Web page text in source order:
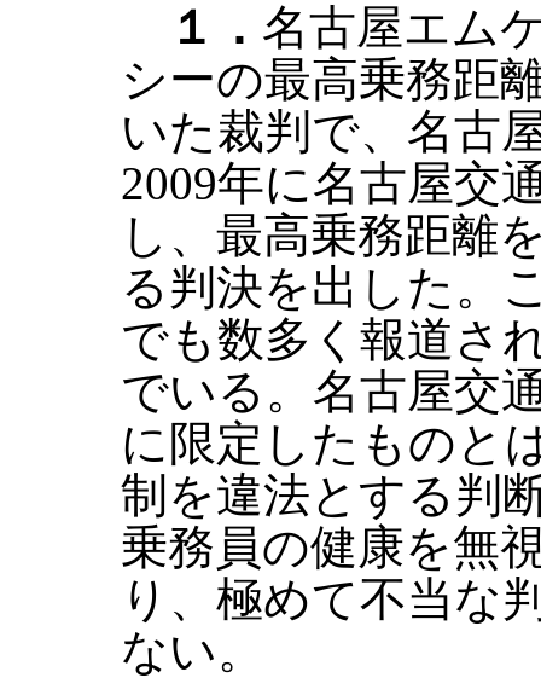
１． 名古屋エム
シーの最高乗務距
いた裁判で、名古
2009年に名古屋交
し、最高乗務距離
る判決を出した。
でも数多く報道さ
でいる。名古屋交
に限定したものと
制を違法とする判
乗務員の健康を無
り、極めて不当な
ない。